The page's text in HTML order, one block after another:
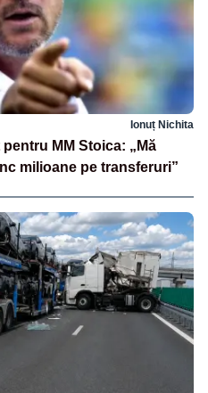
Ionuț Nichita
MM Stoica: „Mă
milioane pe transferuri”